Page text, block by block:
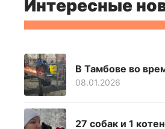
Интересные
В Тамбове во
08.01.2026
27 собак и 1